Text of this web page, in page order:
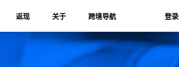
返现 关于 跨境导航 登录